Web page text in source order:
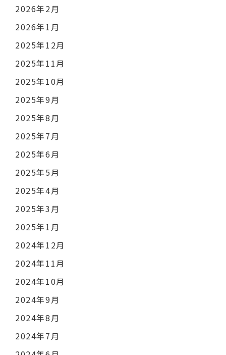
2026年2月
2026年1月
2025年12月
2025年11月
2025年10月
2025年9月
2025年8月
2025年7月
2025年6月
2025年5月
2025年4月
2025年3月
2025年1月
2024年12月
2024年11月
2024年10月
2024年9月
2024年8月
2024年7月